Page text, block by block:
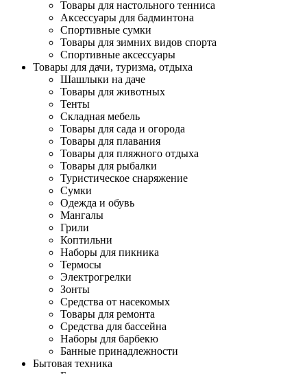
Товары для настольного тенниса
Аксессуары для бадминтона
Спортивные сумки
Товары для зимних видов спорта
Спортивные аксессуары
Товары для дачи, туризма, отдыха
Шашлыки на даче
Товары для животных
Тенты
Складная мебель
Товары для сада и огорода
Товары для плавания
Товары для пляжного отдыха
Товары для рыбалки
Туристическое снаряжение
Сумки
Одежда и обувь
Мангалы
Грили
Коптильни
Наборы для пикника
Термосы
Электрогрелки
Зонты
Средства от насекомых
Товары для ремонта
Средства для бассейна
Наборы для барбекю
Банные принадлежности
Бытовая техника